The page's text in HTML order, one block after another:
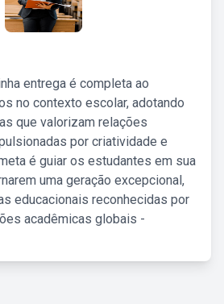
entrega é completa ao
no contexto escolar, adotando
que valorizam relações
por criatividade e
é guiar os estudantes em sua
uma geração excepcional,
educacionais reconhecidas por
acadêmicas globais -